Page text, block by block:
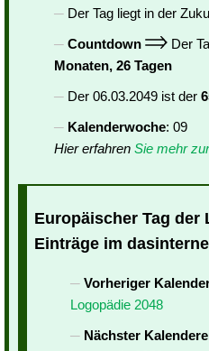
Der Tag liegt in der
Countdown
Der
Monaten, 26 Tagen
Der 06.03.2049 ist der
Kalenderwoche: 09
Hier erfahren Sie mehr
Europäischer Tag der
Einträge im
Vorheriger
Logopädie 2048
Nächster